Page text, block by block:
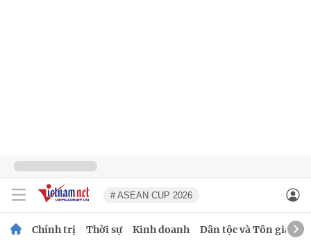
# ASEAN CUP 2026
Chính trị Thời sự Kinh doanh Dân tộc và Tôn giáo